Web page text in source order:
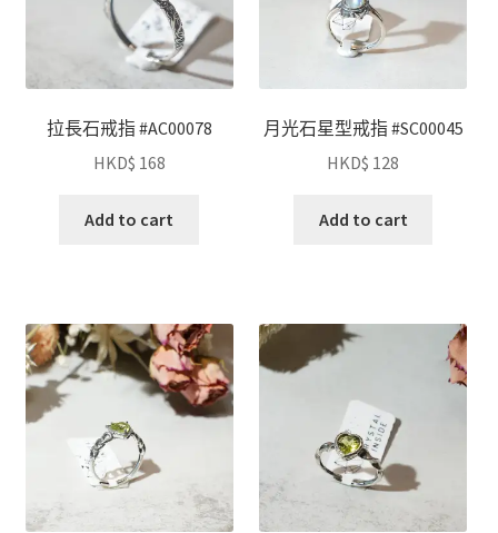
拉長石戒指 #AC00078
HKD$ 168
Add to cart
月光石星型戒指 #SC00045
HKD$ 128
Add to cart